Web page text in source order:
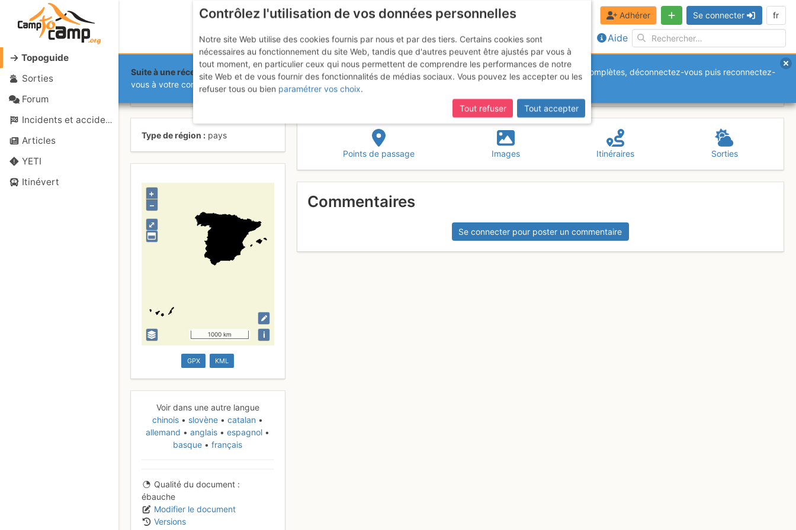
Topoguide
Sorties
Forum
Incidents et accidents
Articles
YETI
Itinévert
Aide
Adhérer Se connecter fr
Suite à une récente et importante mise à jour du site,si certaines pages ne sont plus accessibles, manquantes ou incomplètes, déconnectez-vous puis reconnectez-
vous à votre compte sur le site.
Spagna
Type de région pays
⤢
+
–
1000 km i
GPX KML
Voir dans une autre langue
chinois
slovène
catalan
allemand
anglais
espagnol
basque
français
Qualité du document
ébauche
Modifier le document
Versions
Points de passage Images Itinéraires Sorties
Commentaires
Se connecter pour poster un commentaire
Contrôlez l'utilisation de vos données personnelles
Notre site Web utilise des cookies fournis par nous et par des tiers. Certains cookies sont
nécessaires au fonctionnement du site Web, tandis que d'autres peuvent être ajustés par vous à
tout moment, en particulier ceux qui nous permettent de comprendre les performances de notre
site Web et de vous fournir des fonctionnalités de médias sociaux. Vous pouvez les accepter ou les
refuser tous ou bien paramétrer vos choix.
Tout refuser
Tout accepter